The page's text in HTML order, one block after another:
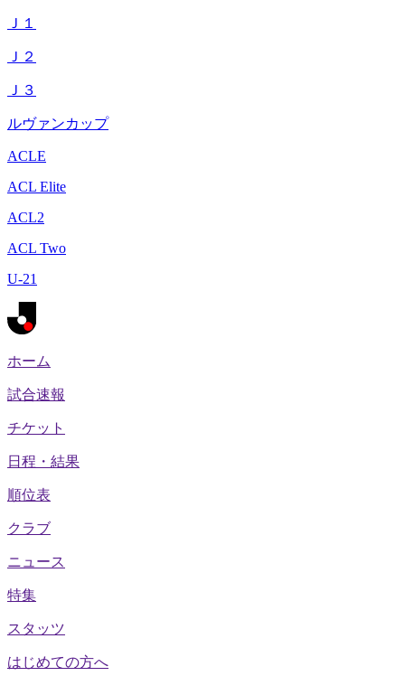
Ｊ１
Ｊ２
Ｊ３
ルヴァンカップ
ACLE
ACL Elite
ACL2
ACL Two
U-21
ホーム
試合速報
チケット
日程・結果
順位表
クラブ
ニュース
特集
スタッツ
はじめての方へ